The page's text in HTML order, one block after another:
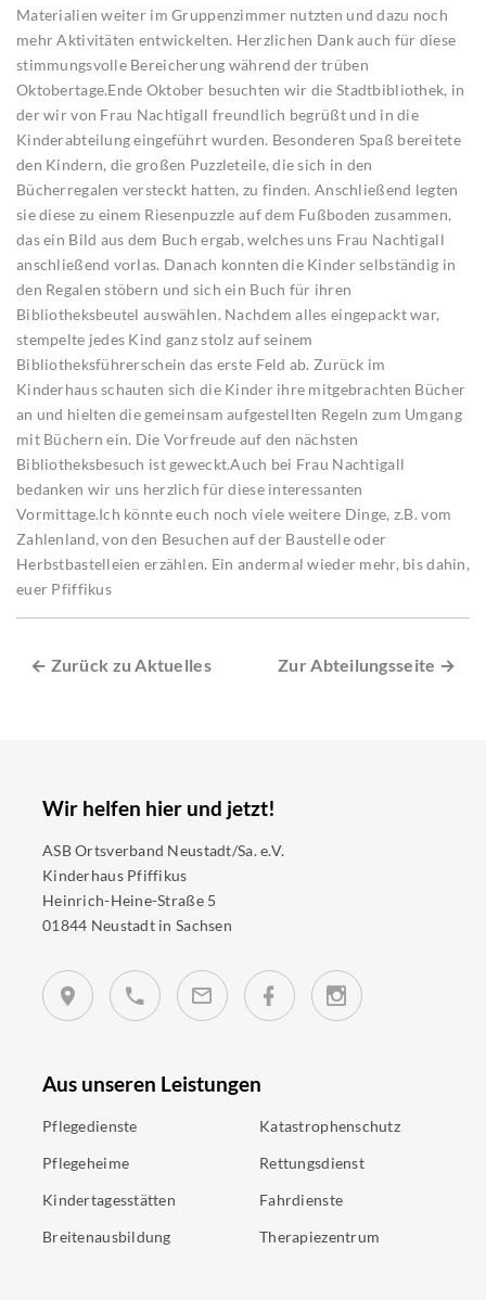
Materialien weiter im Gruppenzimmer nutzten und dazu noch
mehr Aktivitäten entwickelten. Herzlichen Dank auch für diese
stimmungsvolle Bereicherung während der trüben
Oktobertage.Ende Oktober besuchten wir die Stadtbibliothek, in
der wir von Frau Nachtigall freundlich begrüßt und in die
Kinderabteilung eingeführt wurden. Besonderen Spaß bereitete
den Kindern, die großen Puzzleteile, die sich in den
Bücherregalen versteckt hatten, zu finden. Anschließend legten
sie diese zu einem Riesenpuzzle auf dem Fußboden zusammen,
das ein Bild aus dem Buch ergab, welches uns Frau Nachtigall
anschließend vorlas. Danach konnten die Kinder selbständig in
den Regalen stöbern und sich ein Buch für ihren
Bibliotheksbeutel auswählen. Nachdem alles eingepackt war,
stempelte jedes Kind ganz stolz auf seinem
Bibliotheksführerschein das erste Feld ab. Zurück im
Kinderhaus schauten sich die Kinder ihre mitgebrachten Bücher
an und hielten die gemeinsam aufgestellten Regeln zum Umgang
mit Büchern ein. Die Vorfreude auf den nächsten
Bibliotheksbesuch ist geweckt.Auch bei Frau Nachtigall
bedanken wir uns herzlich für diese interessanten
Vormittage.Ich könnte euch noch viele weitere Dinge, z.B. vom
Zahlenland, von den Besuchen auf der Baustelle oder
Herbstbastelleien erzählen. Ein andermal wieder mehr, bis dahin,
euer Pfiffikus
← Zurück zu Aktuelles Zur Abteilungsseite →
Wir helfen hier und jetzt!
ASB Ortsverband Neustadt/Sa. e.V.
Kinderhaus Pfiffikus
Heinrich-Heine-Straße 5
01844 Neustadt in Sachsen
Aus unseren Leistungen
Pflegedienste
Pflegeheime
Kindertagesstätten
Breitenausbildung
Katastrophenschutz
Rettungsdienst
Fahrdienste
Therapiezentrum